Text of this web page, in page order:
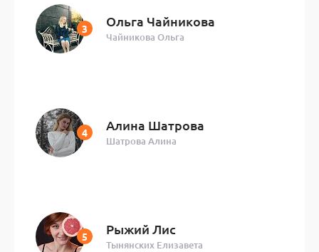
Ольга Чайникова
Чайникова Ольга
Алина Шатрова
Шатрова Алина
Рыжий Лис
Тынянских Елизавета